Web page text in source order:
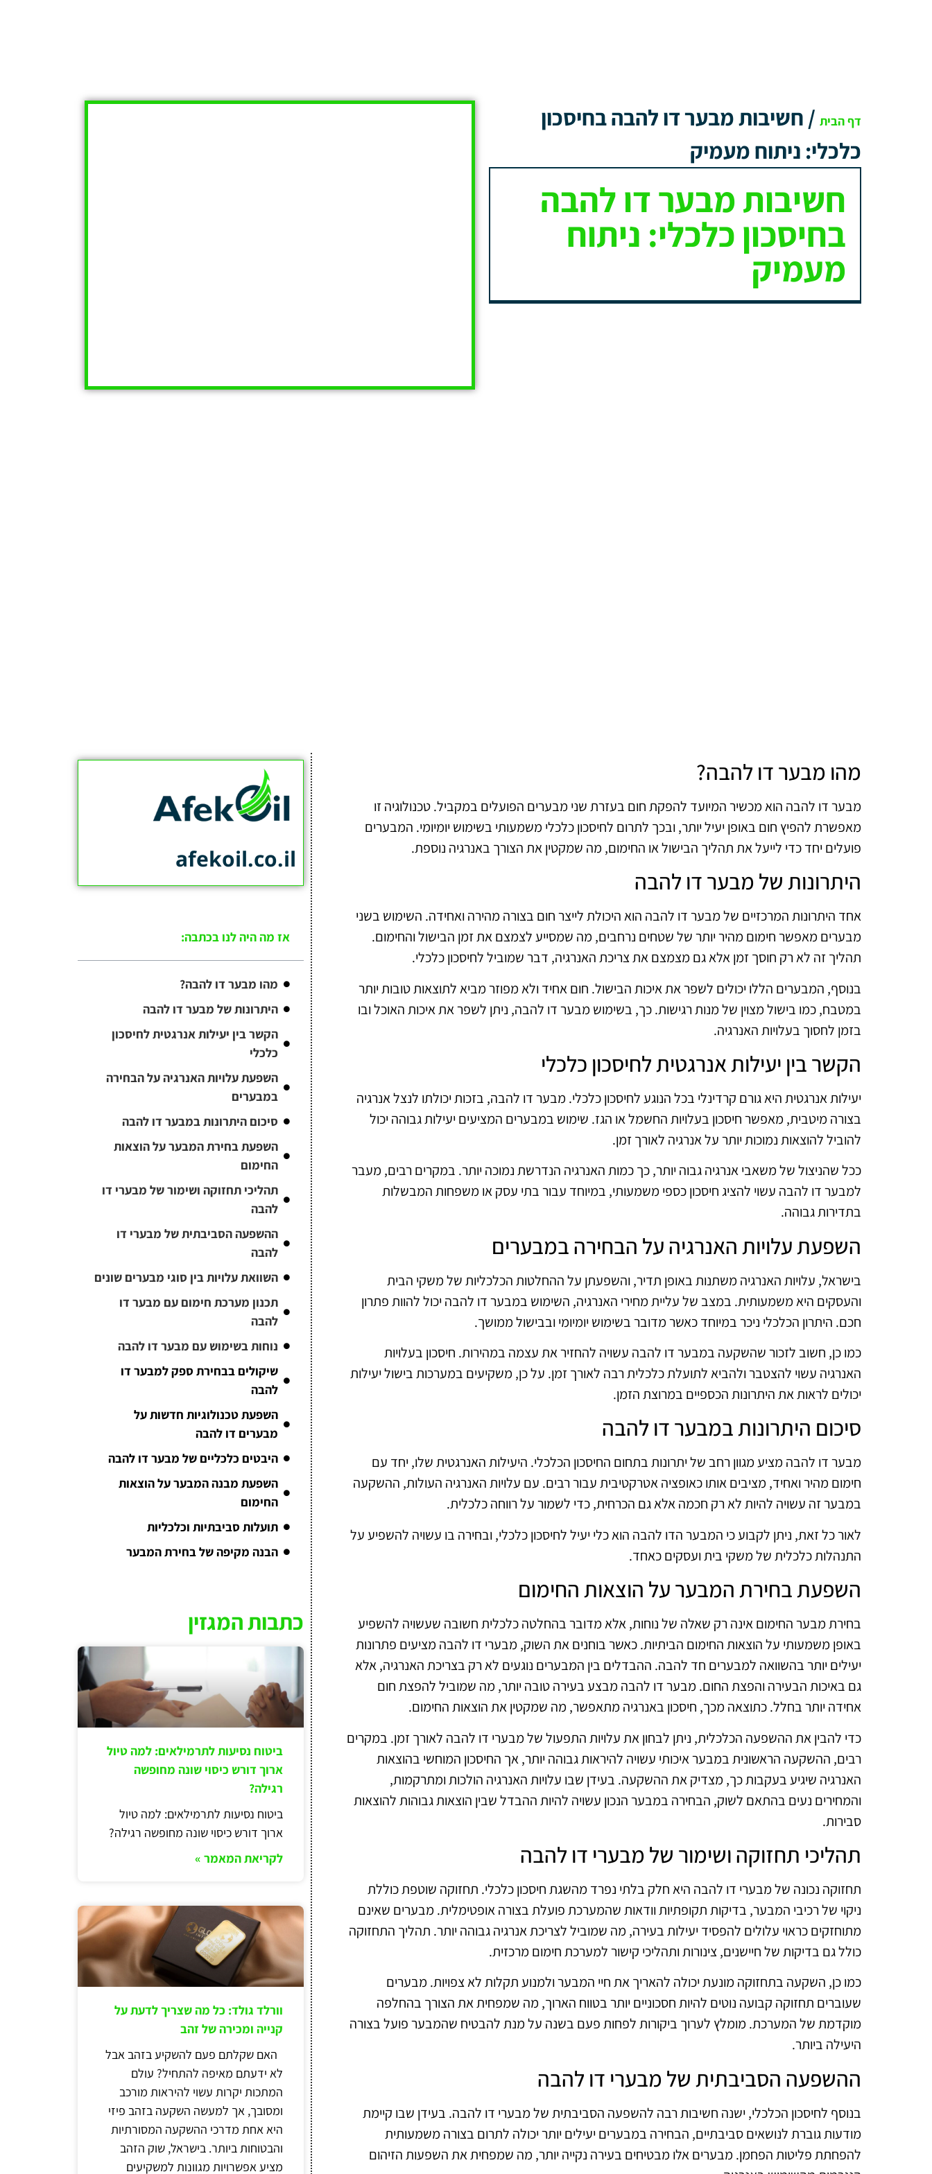
דף הבית /חשיבות מבער דו להבה בחיסכון
כלכלי: ניתוח מעמיק
חשיבות מבער דו להבה
בחיסכון כלכלי: ניתוח
מעמיק
מהו מבער דו להבה?
מבער דו להבה הוא מכשיר המיועד להפקת חום בעזרת שני מבערים הפועלים במקביל. טכנולוגיה זו
מאפשרת להפיץ חום באופן יעיל יותר, ובכך לתרום לחיסכון כלכלי משמעותי בשימוש יומיומי. המבערים
פועלים יחד כדי לייעל את תהליך הבישול או החימום, מה שמקטין את הצורך באנרגיה נוספת.
היתרונות של מבער דו להבה
אחד היתרונות המרכזיים של מבער דו להבה הוא היכולת לייצר חום בצורה מהירה ואחידה. השימוש בשני
מבערים מאפשר חימום מהיר יותר של שטחים נרחבים, מה שמסייע לצמצם את זמן הבישול והחימום.
תהליך זה לא רק חוסך זמן אלא גם מצמצם את צריכת האנרגיה, דבר שמוביל לחיסכון כלכלי.
בנוסף, המבערים הללו יכולים לשפר את איכות הבישול. חום אחיד ולא מפוזר מביא לתוצאות טובות יותר
במטבח, כמו בישול מצוין של מנות רגישות. כך, בשימוש מבער דו להבה, ניתן לשפר את איכות האוכל ובו
בזמן לחסוך בעלויות האנרגיה.
הקשר בין יעילות אנרגטית לחיסכון כלכלי
יעילות אנרגטית היא גורם קרדינלי בכל הנוגע לחיסכון כלכלי. מבער דו להבה, בזכות יכולתו לנצל אנרגיה
בצורה מיטבית, מאפשר חיסכון בעלויות החשמל או הגז. שימוש במבערים המציעים יעילות גבוהה יכול
להוביל להוצאות נמוכות יותר על אנרגיה לאורך זמן.
ככל שהניצול של משאבי אנרגיה גבוה יותר, כך כמות האנרגיה הנדרשת נמוכה יותר. במקרים רבים, מעבר
למבער דו להבה עשוי להציג חיסכון כספי משמעותי, במיוחד עבור בתי עסק או משפחות המבשלות
בתדירות גבוהה.
השפעת עלויות האנרגיה על הבחירה במבערים
בישראל, עלויות האנרגיה משתנות באופן תדיר, והשפעתן על ההחלטות הכלכליות של משקי הבית
והעסקים היא משמעותית. במצב של עליית מחירי האנרגיה, השימוש במבער דו להבה יכול להוות פתרון
חכם. היתרון הכלכלי ניכר במיוחד כאשר מדובר בשימוש יומיומי ובבישול ממושך.
כמו כן, חשוב לזכור שהשקעה במבער דו להבה עשויה להחזיר את עצמה במהירות. חיסכון בעלויות
האנרגיה עשוי להצטבר ולהביא לתועלת כלכלית רבה לאורך זמן. על כן, משקיעים במערכות בישול יעילות
יכולים לראות את היתרונות הכספיים במרוצת הזמן.
סיכום היתרונות במבער דו להבה
מבער דו להבה מציע מגוון רחב של יתרונות בתחום החיסכון הכלכלי. היעילות האנרגטית שלו, יחד עם
חימום מהיר ואחיד, מציבים אותו כאופציה אטרקטיבית עבור רבים. עם עלויות האנרגיה העולות, ההשקעה
במבער זה עשויה להיות לא רק חכמה אלא גם הכרחית, כדי לשמור על רווחה כלכלית.
לאור כל זאת, ניתן לקבוע כי המבער הדו להבה הוא כלי יעיל לחיסכון כלכלי, ובחירה בו עשויה להשפיע על
התנהלות כלכלית של משקי בית ועסקים כאחד.
השפעת בחירת המבער על הוצאות החימום
בחירת מבער החימום אינה רק שאלה של נוחות, אלא מדובר בהחלטה כלכלית חשובה שעשויה להשפיע
באופן משמעותי על הוצאות החימום הביתיות. כאשר בוחנים את השוק, מבערי דו להבה מציעים פתרונות
יעילים יותר בהשוואה למבערים חד להבה. ההבדלים בין המבערים נוגעים לא רק בצריכת האנרגיה, אלא
גם באיכות הבעירה והפצת החום. מבער דו להבה מבצע בעירה טובה יותר, מה שמוביל להפצת חום
אחידה יותר בחלל. כתוצאה מכך, חיסכון באנרגיה מתאפשר, מה שמקטין את הוצאות החימום.
כדי להבין את ההשפעה הכלכלית, ניתן לבחון את עלויות התפעול של מבערי דו להבה לאורך זמן. במקרים
רבים, ההשקעה הראשונית במבער איכותי עשויה להיראות גבוהה יותר, אך החיסכון המוחשי בהוצאות
האנרגיה שיגיע בעקבות כך, מצדיק את ההשקעה. בעידן שבו עלויות האנרגיה הולכות ומתרקמות,
והמחירים נעים בהתאם לשוק, הבחירה במבער הנכון עשויה להיות ההבדל שבין הוצאות גבוהות להוצאות
סבירות.
תהליכי תחזוקה ושימור של מבערי דו להבה
תחזוקה נכונה של מבערי דו להבה היא חלק בלתי נפרד מהשגת חיסכון כלכלי. תחזוקה שוטפת כוללת
ניקוי של רכיבי המבער, בדיקות תקופתיות וודאות שהמערכת פועלת בצורה אופטימלית. מבערים שאינם
מתוחזקים כראוי עלולים להפסיד יעילות בעירה, מה שמוביל לצריכת אנרגיה גבוהה יותר. תהליך התחזוקה
כולל גם בדיקות של חיישנים, צינורות ותהליכי קישור למערכת חימום מרכזית.
כמו כן, השקעה בתחזוקה מונעת יכולה להאריך את חיי המבער ולמנוע תקלות לא צפויות. מבערים
שעוברים תחזוקה קבועה נוטים להיות חסכוניים יותר בטווח הארוך, מה שמפחית את הצורך בהחלפה
מוקדמת של המערכת. מומלץ לערוך ביקורות לפחות פעם בשנה על מנת להבטיח שהמבער פועל בצורה
היעילה ביותר.
ההשפעה הסביבתית של מבערי דו להבה
בנוסף לחיסכון הכלכלי, ישנה חשיבות רבה להשפעה הסביבתית של מבערי דו להבה. בעידן שבו קיימת
מודעות גוברת לנושאים סביבתיים, הבחירה במבערים יעילים יותר יכולה לתרום בצורה משמעותית
להפחתת פליטות הפחמן. מבערים אלו מבטיחים בעירה נקייה יותר, מה שמפחית את השפעות הזיהום
afekoil.co.il
אז מה היה לנו בכתבה:
מהו מבער דו להבה?
היתרונות של מבער דו להבה
הקשר בין יעילות אנרגטית לחיסכון
כלכלי
השפעת עלויות האנרגיה על הבחירה
במבערים
סיכום היתרונות במבער דו להבה
השפעת בחירת המבער על הוצאות
החימום
תהליכי תחזוקה ושימור של מבערי דו
להבה
ההשפעה הסביבתית של מבערי דו
להבה
השוואת עלויות בין סוגי מבערים שונים
תכנון מערכת חימום עם מבער דו
להבה
נוחות בשימוש עם מבער דו להבה
שיקולים בבחירת ספק למבער דו
להבה
השפעת טכנולוגיות חדשות על
מבערים דו להבה
היבטים כלכליים של מבער דו להבה
השפעת מבנה המבער על הוצאות
החימום
תועלות סביבתיות וכלכליות
הבנה מקיפה של בחירת המבער
כתבות המגזין
ביטוח נסיעות לתרמילאים: למה טיול
ארוך דורש כיסוי שונה מחופשה
רגילה?
ביטוח נסיעות לתרמילאים: למה טיול
ארוך דורש כיסוי שונה מחופשה רגילה?
לקריאת המאמר »
וורלד גולד: כל מה שצריך לדעת על
קנייה ומכירה של זהב
האם שקלתם פעם להשקיע בזהב אבל
לא ידעתם מאיפה להתחיל? עולם
המתכות יקרות עשוי להיראות מורכב
ומסובך, אך למעשה השקעה בזהב פיזי
היא אחת מדרכי ההשקעה המסורתיות
והבטוחות ביותר. בישראל, שוק הזהב
מציע אפשרויות מגוונות למשקיעים